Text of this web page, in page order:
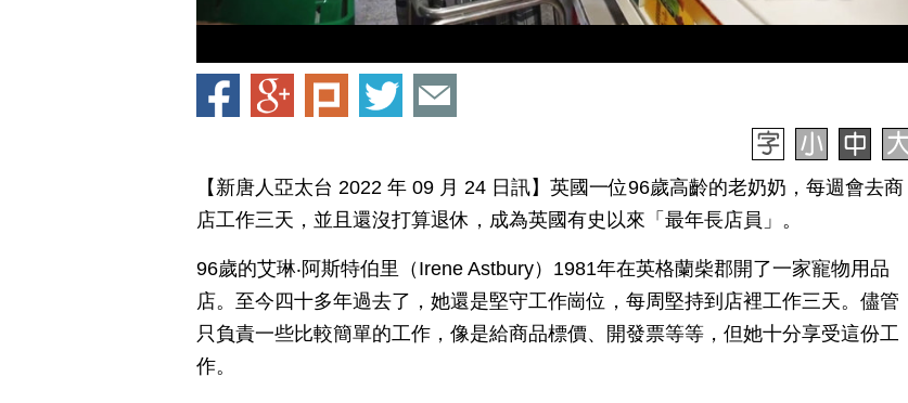
【新唐人亞太台 2022 年 09 月 24 日訊】英國一位96歲高齡的老奶奶，每週會去商
店工作三天，並且還沒打算退休，成為英國有史以來「最年長店員」。
96歲的艾琳‧阿斯特伯里（Irene Astbury）1981年在英格蘭柴郡開了一家寵物用品
店。至今四十多年過去了，她還是堅守工作崗位，每周堅持到店裡工作三天。儘管
只負責一些比較簡單的工作，像是給商品標價、開發票等等，但她十分享受這份工
作。